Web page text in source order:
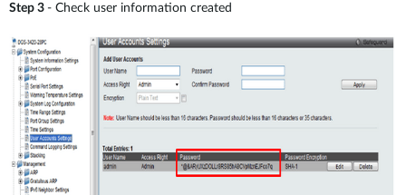
Step 3 - Check user information created